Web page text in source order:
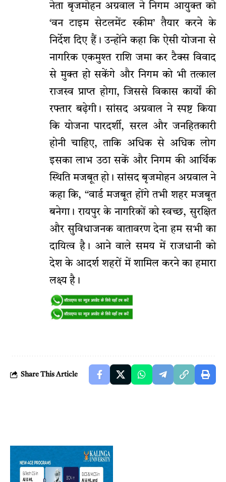
नेता बृजमोहन अग्रवाल ने निगम आयुक्त को
‘वन टाइम सेटलमेंट स्कीम’ तैयार करने के
निर्देश दिए हैं। उन्होंने कहा कि ऐसी योजना से
नागरिक एकमुश्त राशि जमा कर टैक्स विवाद
से मुक्त हो सकेंगे और निगम को भी तत्काल
राजस्व प्राप्त होगा, जिससे विकास कार्यों की
रफ्तार बढ़ेगी। सांसद अग्रवाल ने स्पष्ट किया
कि योजना पारदर्शी, सरल और जनहितकारी
होनी चाहिए, ताकि अधिक से अधिक लोग
इसका लाभ उठा सकें और निगम की आर्थिक
स्थिति मजबूत हो। सांसद बृजमोहन अग्रवाल ने
कहा कि, “वार्ड मजबूत होंगे तभी शहर मजबूत
बनेगा। रायपुर के नागरिकों को स्वच्छ, सुरक्षित
और सुविधाजनक वातावरण देना हम सभी का
दायित्व है। आने वाले समय में राजधानी को
देश के आदर्श शहरों में शामिल करने का हमारा
लक्ष्य है।
Share This Article